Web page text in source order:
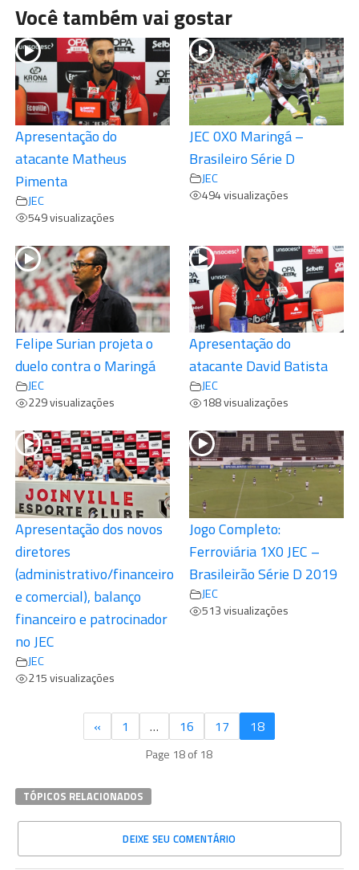
Você também vai gostar
Apresentação do
atacante Matheus
Pimenta
JEC
549 visualizações
JEC 0X0 Maringá –
Brasileiro Série D
JEC
494 visualizações
Felipe Surian projeta o
duelo contra o Maringá
JEC
229 visualizações
Apresentação do
atacante David Batista
JEC
188 visualizações
Apresentação dos novos
diretores
(administrativo/financeiro
e comercial), balanço
financeiro e patrocinador
no JEC
JEC
215 visualizações
Jogo Completo:
Ferroviária 1X0 JEC –
Brasileirão Série D 2019
JEC
513 visualizações
« 1 … 16 17 18
Page 18 of 18
TÓPICOS RELACIONADOS
DEIXE SEU COMENTÁRIO